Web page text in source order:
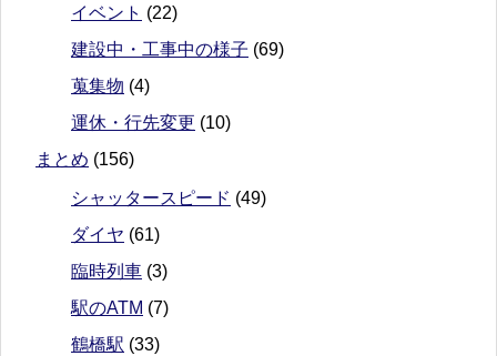
イベント (22)
建設中・工事中の様子 (69)
蒐集物 (4)
運休・行先変更 (10)
まとめ (156)
シャッタースピード (49)
ダイヤ (61)
臨時列車 (3)
駅のATM (7)
鶴橋駅 (33)